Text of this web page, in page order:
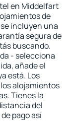
en Middelfart
de
incluyen una
segura de
buscando.
- selecciona
añade el
está. Los
alojamientos
Tienes la
del
pago así